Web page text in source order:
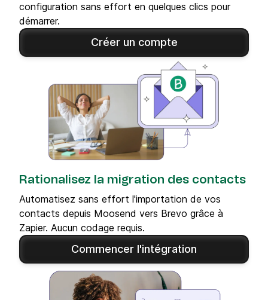
configuration sans effort en quelques clics pour
démarrer.
Créer un compte
Rationalisez la migration des contacts
Automatisez sans effort l'importation de vos
contacts depuis Moosend vers Brevo grâce à
Zapier. Aucun codage requis.
Commencer l'intégration